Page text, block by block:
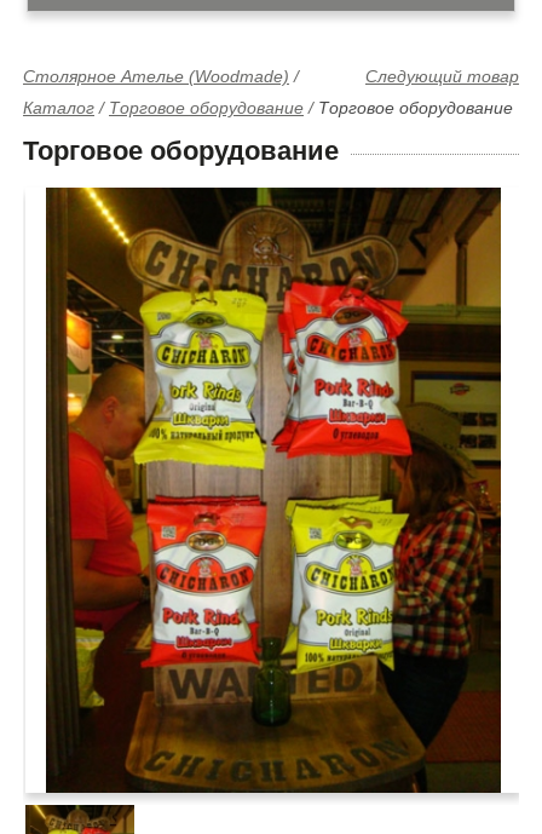
Следующий товар
Столярное Ателье (Woodmade) /
Каталог / Торговое оборудование / Торговое оборудование
Торговое оборудование